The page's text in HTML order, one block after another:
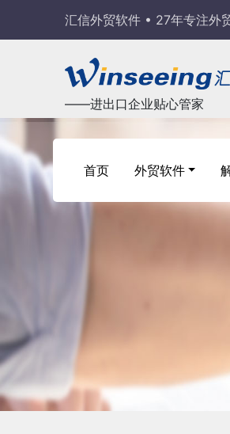
汇信外贸软件 • 27年专注外
——进出口企业贴心管家
首页 外贸软件